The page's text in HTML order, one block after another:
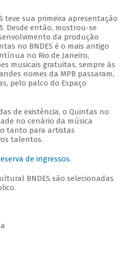
teve sua primeira apresentação
Desde então, mostrou-se
da produção
no BNDES é o mais antigo
no Rio de Janeiro,
musicais gratuitas, sempre às
nomes da MPB passaram,
pelo palco do Espaço
de existência, o Quintas no
no cenário da música
tanto para artistas
talentos.
de ingressos.
BNDES são selecionadas